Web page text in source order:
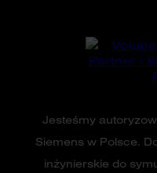
Jesteśmy
Siemens w Polsce.
inżynierskie do